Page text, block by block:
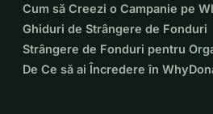
Cum să Creezi o Campanie pe
Ghiduri de Strângere de Fonduri
Strângere de Fonduri pentru
De Ce să ai Încredere în